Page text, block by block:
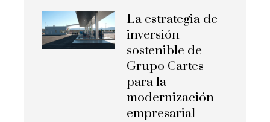
La estrategia de
inversión
sostenible de
Grupo Cartes
para la
modernización
empresarial